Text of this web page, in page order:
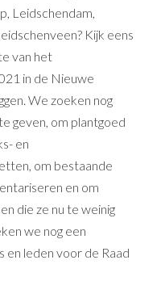
Leidschendam,
Kijk eens
van het
in de Nieuwe
We zoeken nog
geven, om plantgoed
en
om bestaande
en om
die ze nu te weinig
we nog een
en leden voor de Raad